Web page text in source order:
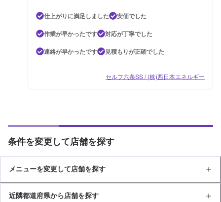
仕上がりに満足しました
安価でした
作業が早かったです
対応が丁寧でした
連絡が早かったです
見積もりが正確でした
セルフ六条SS / (株)西日本エネルギー
条件を変更して店舗を探す
メニューを変更して店舗を探す
近隣都道府県から店舗を探す